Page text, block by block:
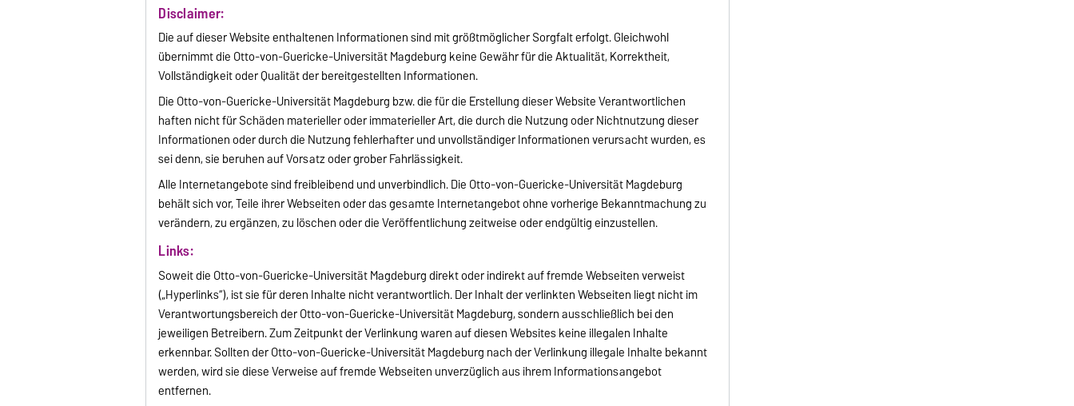
Disclaimer:
Die auf dieser Website enthaltenen Informationen sind mit größtmöglicher Sorgfalt erfolgt. Gleichwohl
übernimmt die Otto-von-Guericke-Universität Magdeburg keine Gewähr für die Aktualität, Korrektheit,
Vollständigkeit oder Qualität der bereitgestellten Informationen.
Die Otto-von-Guericke-Universität Magdeburg bzw. die für die Erstellung dieser Website Verantwortlichen
haften nicht für Schäden materieller oder immaterieller Art, die durch die Nutzung oder Nichtnutzung dieser
Informationen oder durch die Nutzung fehlerhafter und unvollständiger Informationen verursacht wurden, es
sei denn, sie beruhen auf Vorsatz oder grober Fahrlässigkeit.
Alle Internetangebote sind freibleibend und unverbindlich. Die Otto-von-Guericke-Universität Magdeburg
behält sich vor, Teile ihrer Webseiten oder das gesamte Internetangebot ohne vorherige Bekanntmachung zu
verändern, zu ergänzen, zu löschen oder die Veröffentlichung zeitweise oder endgültig einzustellen.
Links:
Soweit die Otto-von-Guericke-Universität Magdeburg direkt oder indirekt auf fremde Webseiten verweist
(„Hyperlinks“), ist sie für deren Inhalte nicht verantwortlich. Der Inhalt der verlinkten Webseiten liegt nicht im
Verantwortungsbereich der Otto-von-Guericke-Universität Magdeburg, sondern ausschließlich bei den
jeweiligen Betreibern. Zum Zeitpunkt der Verlinkung waren auf diesen Websites keine illegalen Inhalte
erkennbar. Sollten der Otto-von-Guericke-Universität Magdeburg nach der Verlinkung illegale Inhalte bekannt
werden, wird sie diese Verweise auf fremde Webseiten unverzüglich aus ihrem Informationsangebot
entfernen.